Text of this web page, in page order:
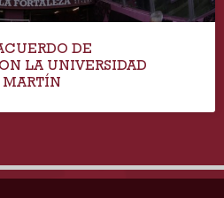
DE
LA UNIVERSIDAD